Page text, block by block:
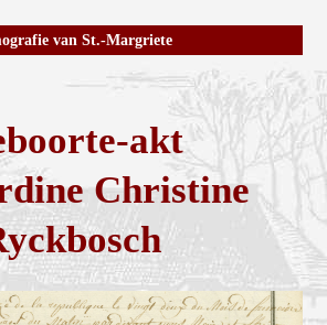
van St.-Margriete
akt
Christine